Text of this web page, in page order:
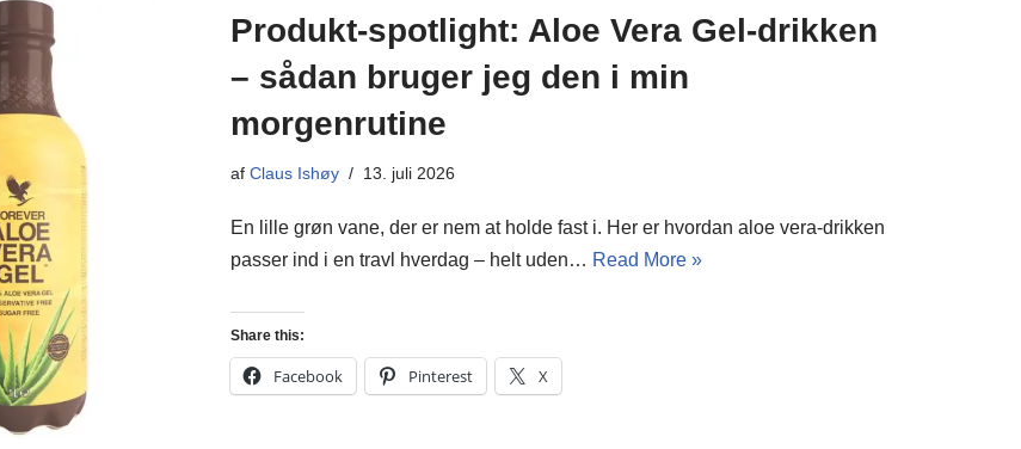
Produkt-spotlight: Aloe Vera Gel-drikken
– sådan bruger jeg den i min
morgenrutine
af Claus Ishøy 13. juli 2026
En lille grøn vane, der er nem at holde fast i. Her er hvordan aloe vera-drikken
passer ind i en travl hverdag – helt uden… Read More »
Share this:
Facebook Pinterest X